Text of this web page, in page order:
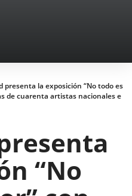
presenta la exposición “No todo es
de cuarenta artistas nacionales e
“No